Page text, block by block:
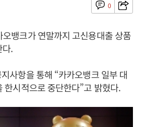
0
뱅크가 연말까지 고신용대출 상품
다.
사항을 통해 “카카오뱅크 일부 대
한시적으로 중단한다”고 밝혔다.